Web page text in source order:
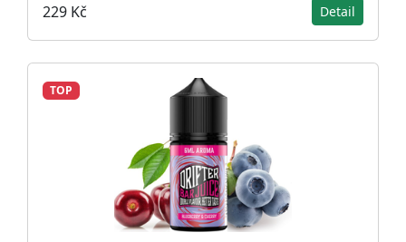
229 Kč Detail
TOP